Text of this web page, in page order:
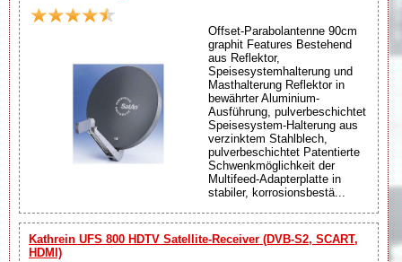
Offset-Parabolantenne 90cm
graphit Features Bestehend
aus Reflektor,
Speisesystemhalterung und
Masthalterung Reflektor in
bewährter Aluminium-
Ausführung, pulverbeschichtet
Speisesystem-Halterung aus
verzinktem Stahlblech,
pulverbeschichtet Patentierte
Schwenkmöglichkeit der
Multifeed-Adapterplatte in
stabiler, korrosionsbestä...
Kathrein UFS 800 HDTV Satellite-Receiver (DVB-S2, SCART,
HDMI)